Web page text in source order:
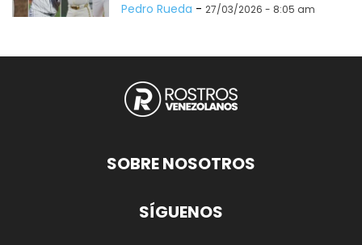
Pedro Rueda - 27/03/2026 - 8:05 am
SOBRE NOSOTROS
SÍGUENOS